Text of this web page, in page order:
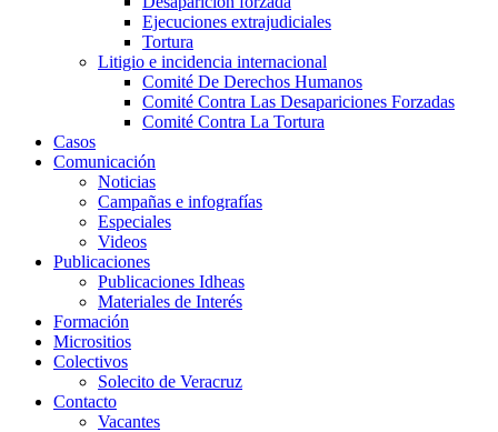
Ejecuciones extrajudiciales
Tortura
Litigio e incidencia internacional
Comité De Derechos Humanos​
Comité Contra Las Desapariciones Forzadas
Comité Contra La Tortura​
Casos
Comunicación
Noticias
Campañas e infografías
Especiales
Videos
Publicaciones
Publicaciones Idheas
Materiales de Interés
Formación
Micrositios
Colectivos
Solecito de Veracruz
Contacto
Vacantes